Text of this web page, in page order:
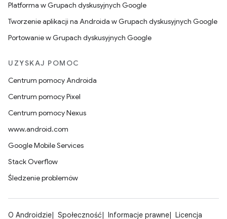
Platforma w Grupach dyskusyjnych Google
Tworzenie aplikacji na Androida w Grupach dyskusyjnych Google
Portowanie w Grupach dyskusyjnych Google
UZYSKAJ POMOC
Centrum pomocy Androida
Centrum pomocy Pixel
Centrum pomocy Nexus
www.android.com
Google Mobile Services
Stack Overflow
Śledzenie problemów
O Androidzie Społeczność Informacje prawne
Licencja